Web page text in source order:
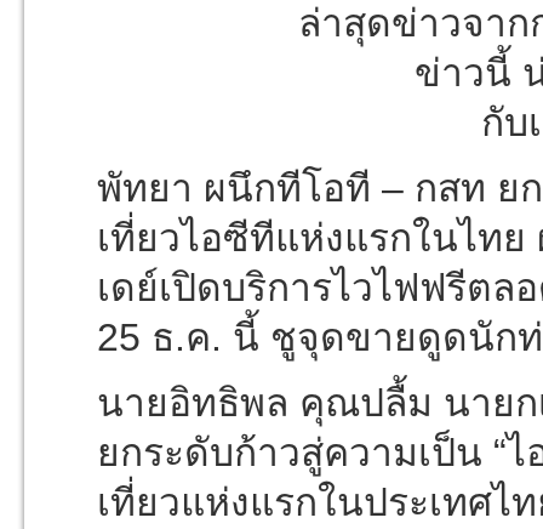
ล่าสุดข่าวจาก
ข่าวนี้
กับ
พัทยา ผนึกทีโอที – กสท ย
เที่ยวไอซีทีแห่งแรกในไท
เดย์เปิดบริการไวไฟฟรีต
25 ธ.ค. นี้ ชูจุดขายดูดนัก
นายอิทธิพล คุณปลื้ม นายก
ยกระดับก้าวสู่ความเป็น “
เที่ยวแห่งแรกในประเทศ